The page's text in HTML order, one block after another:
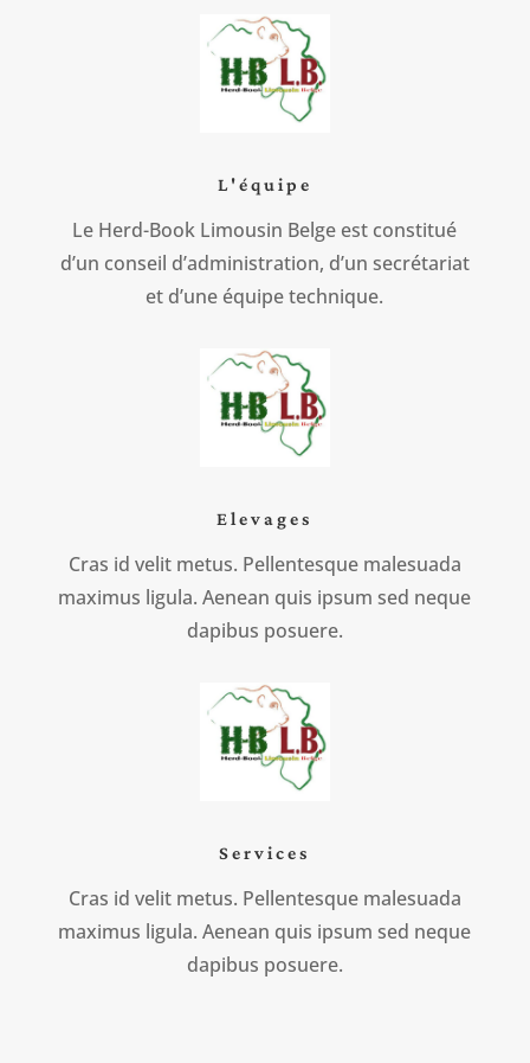
L'équipe
Le Herd-Book Limousin Belge est constitué
d’un conseil d’administration, d’un secrétariat
et d’une équipe technique.
Elevages
Cras id velit metus. Pellentesque malesuada
maximus ligula. Aenean quis ipsum sed neque
dapibus posuere.
Services
Cras id velit metus. Pellentesque malesuada
maximus ligula. Aenean quis ipsum sed neque
dapibus posuere.